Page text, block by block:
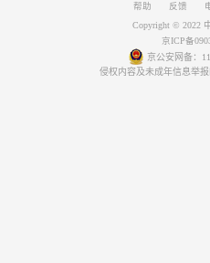
帮助 反馈
Copyright © 2022
京ICP备
京公安网备：
侵权内容及未成年信息举报